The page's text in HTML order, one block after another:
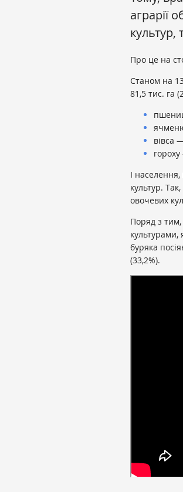
аграрії
культур,
Про це на
Станом на 13
81,5 тис. га
вівса
І
культур.
овочевих
Поряд з тим,
культурами,
буряка
(33,2%).